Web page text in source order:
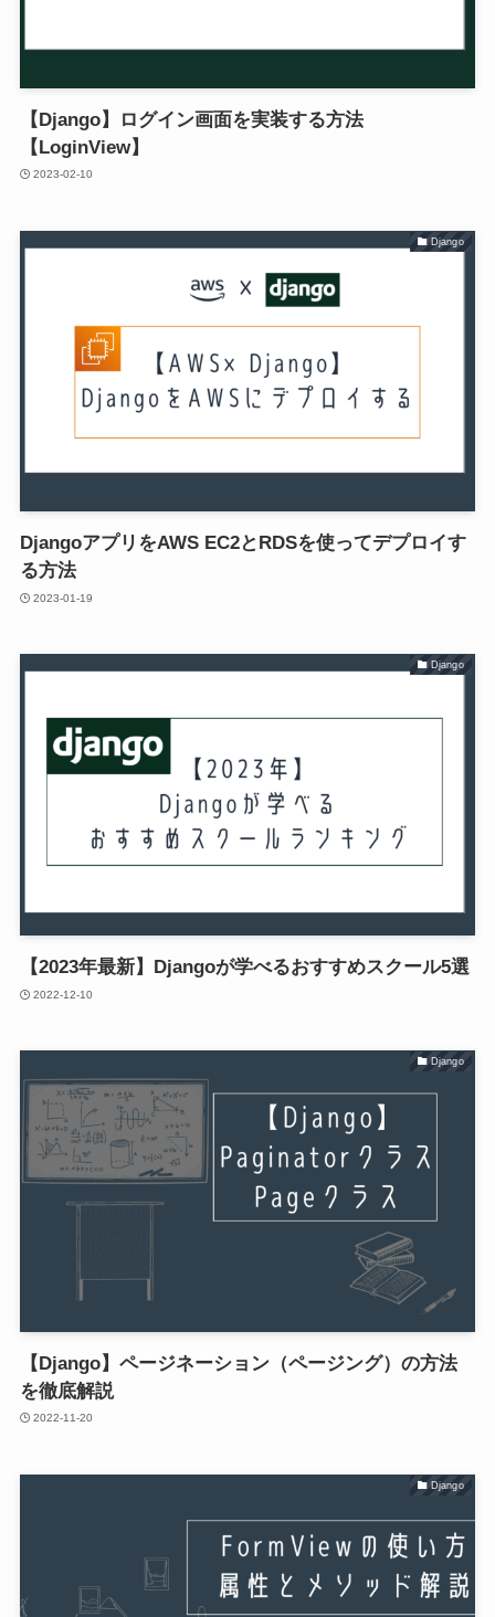
【Django】ログイン画面を実装する方法
【LoginView】
2023-02-10
Django
DjangoアプリをAWS EC2とRDSを使ってデプロイす
る方法
2023-01-19
Django
【2023年最新】Djangoが学べるおすすめスクール5選
2022-12-10
Django
【Django】ページネーション（ページング）の方法
を徹底解説
2022-11-20
Django